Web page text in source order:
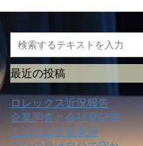
最近の投稿
ロレックス近況報告
企業調査と会社登記簿
ミニマム事業承継